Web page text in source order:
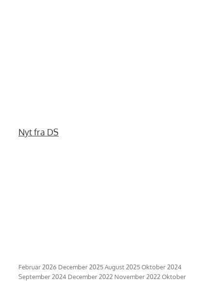
Nyt fra DS
Februar 2026 December 2025 August 2025 Oktober 2024
September 2024 December 2022 November 2022 Oktober